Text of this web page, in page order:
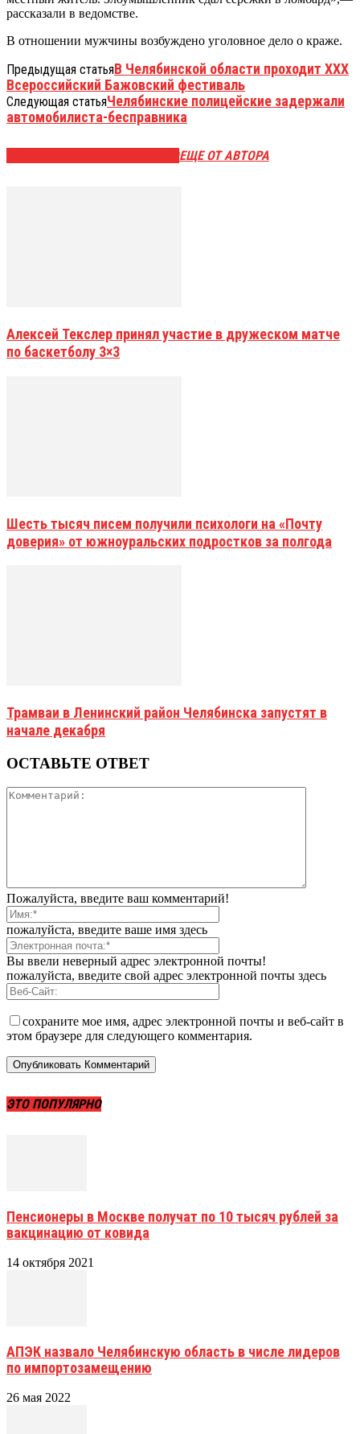
рассказали в ведомстве.
В отношении мужчины возбуждено уголовное дело о краже.
Предыдущая статьяВ Челябинской области проходит XXX
Всероссийский Бажовский фестиваль
Следующая статьяЧелябинские полицейские задержали
автомобилиста-бесправника
ЕЩЕ ОТ АВТОРА
Алексей Текслер принял участие в дружеском матче
по баскетболу 3×3
Шесть тысяч писем получили психологи на «Почту
доверия» от южноуральских подростков за полгода
Трамваи в Ленинский район Челябинска запустят в
начале декабря
ОСТАВЬТЕ ОТВЕТ
Пожалуйста, введите ваш комментарий!
пожалуйста, введите ваше имя здесь
Вы ввели неверный адрес электронной почты!
пожалуйста, введите свой адрес электронной почты здесь
сохраните мое имя, адрес электронной почты и веб-сайт в
этом браузере для следующего комментария.
ЭТО ПОПУЛЯРНО
Пенсионеры в Москве получат по 10 тысяч рублей за
вакцинацию от ковида
14 октября 2021
АПЭК назвало Челябинскую область в числе лидеров
по импортозамещению
26 мая 2022